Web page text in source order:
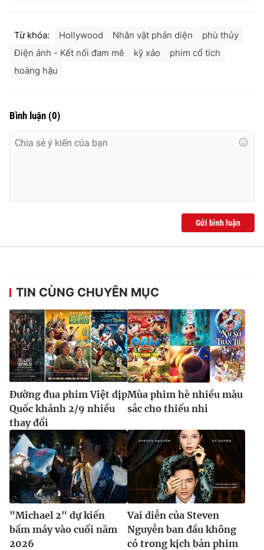
Theo dõi báo trên
Giấy phép hoạt động báo in và báo điện tử số 483/GP-BTTTT
Tổng đài VTV:024.38 355 931 - 024.38 355 932
Email:toasoan@vtv.vn
Liên hệ quảng cáo:024-7300.7108
® Cấm sao chép dưới mọi hình thức nếu không có sự chấp
thuận bằng văn bản. Ghi rõ nguồn VTV.vn khi phát hành lại
thông tin từ website này.
Từ khóa: Hollywood Nhân vật phản diện
phù thủy
Điện ảnh - Kết nối đam mê
kỹ xảo
phim cổ tích
hoàng hậu
Bình luận (0)
Gửi bình luận
TIN CÙNG CHUYÊN MỤC
Đường đua phim Việt dịp
Quốc khánh 2/9 nhiều
thay đổi
Mùa phim hè nhiều màu
sắc cho thiếu nhi
"Michael 2" dự kiến
bấm máy vào cuối năm
2026
Vai diễn của Steven
Nguyễn ban đầu không
có trong kịch bản phim